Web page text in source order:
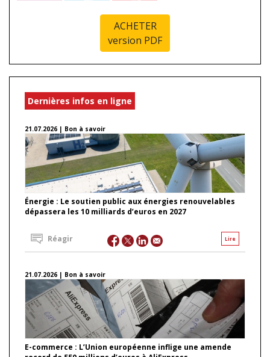
ACHETER
version PDF
Dernières infos en ligne
21.07.2026 | Bon à savoir
Énergie : Le soutien public aux énergies renouvelables
dépassera les 10 milliards d’euros en 2027
Lire
Réagir
21.07.2026 | Bon à savoir
E-commerce : L’Union européenne inflige une amende